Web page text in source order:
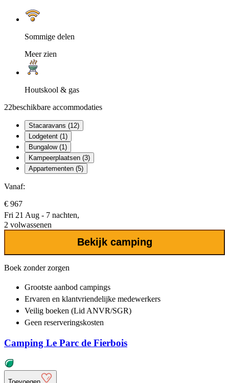
Sommige delen
Meer zien
Houtskool & gas
22beschikbare accommodaties
Stacaravans (12)
Lodgetent (1)
Bungalow (1)
Kampeerplaatsen (3)
Appartementen (5)
Vanaf:
€ 967
Fri 21 Aug - 7 nachten,
2 volwassenen
Bekijk camping
Boek zonder zorgen
Grootste aanbod campings
Ervaren en klantvriendelijke medewerkers
Veilig boeken (Lid ANVR/SGR)
Geen reserveringskosten
Camping Le Parc de Fierbois